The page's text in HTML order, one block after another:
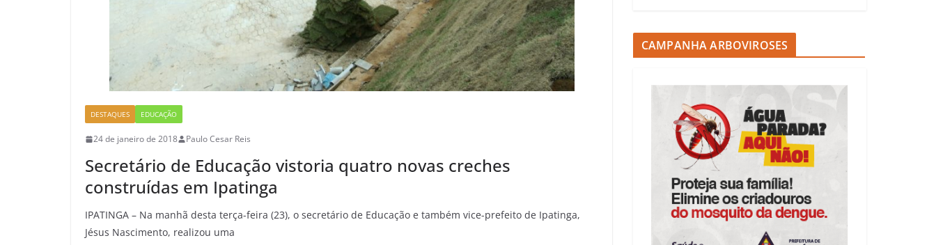
DESTAQUES EDUCAÇÃO
24 de janeiro de 2018 Paulo Cesar Reis
Secretário de Educação vistoria quatro novas creches
construídas em Ipatinga
IPATINGA – Na manhã desta terça-feira (23), o secretário de Educação e também vice-prefeito de Ipatinga,
Jésus Nascimento, realizou uma
CAMPANHA ARBOVIROSES